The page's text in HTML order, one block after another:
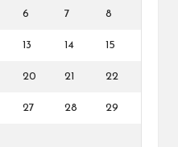
6 7 8
13 14 15
20 21 22
27 28 29